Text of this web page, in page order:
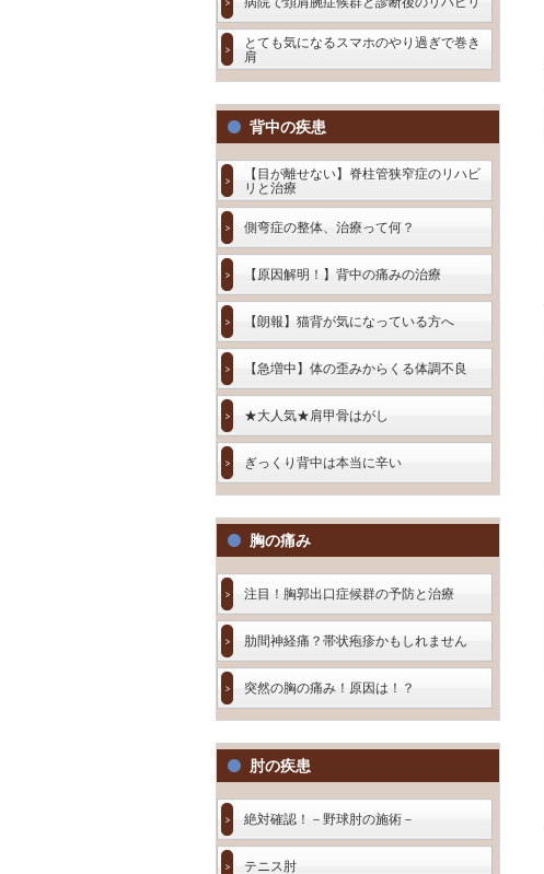
とても気になるスマホのやり過ぎで巻き
肩
背中の疾患
【目が離せない】脊柱管狭窄症のリハビ
リと治療
側弯症の整体、治療って何？
【原因解明！】背中の痛みの治療
【朗報】猫背が気になっている方へ
【急増中】体の歪みからくる体調不良
★大人気★肩甲骨はがし
ぎっくり背中は本当に辛い
胸の痛み
注目！胸郭出口症候群の予防と治療
肋間神経痛？帯状疱疹かもしれません
突然の胸の痛み！原因は！？
肘の疾患
絶対確認！－野球肘の施術－
テニス肘